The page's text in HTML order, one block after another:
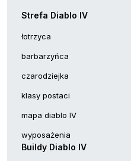
Strefa Diablo IV
łotrzyca
barbarzyńca
czarodziejka
klasy postaci
mapa diablo IV
wyposażenia
Buildy Diablo IV